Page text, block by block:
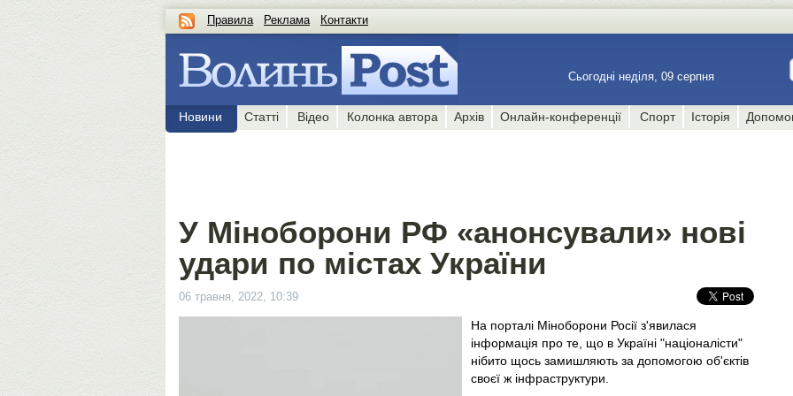
Правила Реклама Контакти
Сьогодні неділя, 09 серпня
Новини Статті Відео Колонка автора Архів Онлайн-конференції Спорт Історія
У Міноборони РФ «анонсували» нові
удари по містах України
06 травня, 2022, 10:39
На порталі Міноборони Росії з'явилася
інформація про те, що в Україні "націоналісти"
нібито щось замишляють за допомогою об'єктів
своєї ж інфраструктури.